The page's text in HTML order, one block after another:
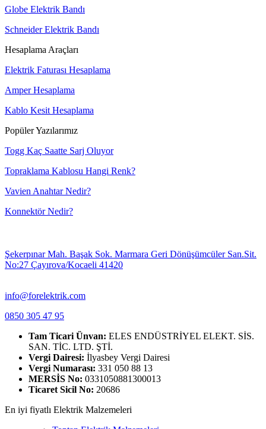
Globe Elektrik Bandı
Schneider Elektrik Bandı
Hesaplama Araçları
Elektrik Faturası Hesaplama
Amper Hesaplama
Kablo Kesit Hesaplama
Popüler Yazılarımız
Togg Kaç Saatte Sarj Oluyor
Topraklama Kablosu Hangi Renk?
Vavien Anahtar Nedir?
Konnektör Nedir?
Şekerpınar Mah. Başak Sok. Marmara Geri Dönüşümcüler San.Sit.
No:27 Çayırova/Kocaeli 41420
info@forelektrik.com
0850 305 47 95
Tam Ticari Ünvan: ELES ENDÜSTRİYEL ELEKT. SİS.
SAN. TİC. LTD. ŞTİ.
Vergi Dairesi: İlyasbey Vergi Dairesi
Vergi Numarası: 331 050 88 13
MERSİS No: 0331050881300013
Ticaret Sicil No: 20686
En iyi fiyatlı Elektrik Malzemeleri